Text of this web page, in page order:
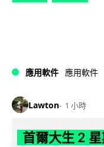
應用軟件 應用軟件
Lawton 1 小時
首爾大生 2